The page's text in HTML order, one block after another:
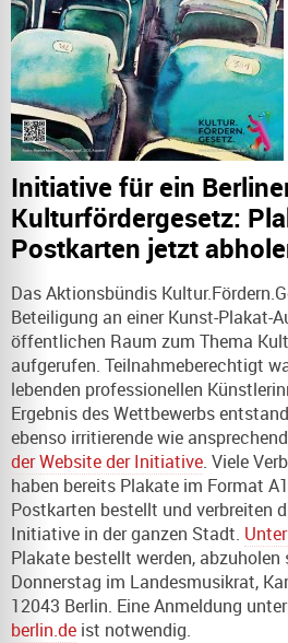
Initiative für ein
Kulturfördergesetz:
Postkarten jetzt
Das Aktionsbündis
Beteiligung an einer Kunst-Plakat-
öffentlichen Raum zum Thema
aufgerufen. Teilnahmeberechtigt
lebenden professionellen
Ergebnis des Wettbewerbs
ebenso irritierende wie
der Website der Initiative. Viele
haben bereits Plakate im Format
Postkarten bestellt und verbreiten
Initiative in der ganzen Stadt.
Plakate bestellt werden,
Donnerstag im Landesmusikrat,
12043 Berlin. Eine Anmeldung unter
berlin.de ist notwendig.